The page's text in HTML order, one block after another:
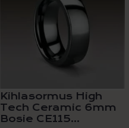
Kihlasormus High
Tech Ceramic 6mm
Bosie CE115...